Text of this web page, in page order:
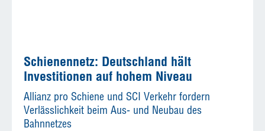
Schienennetz: Deutschland hält
Investitionen auf hohem Niveau
Allianz pro Schiene und SCI Verkehr fordern
Verlässlichkeit beim Aus- und Neubau des
Bahnnetzes